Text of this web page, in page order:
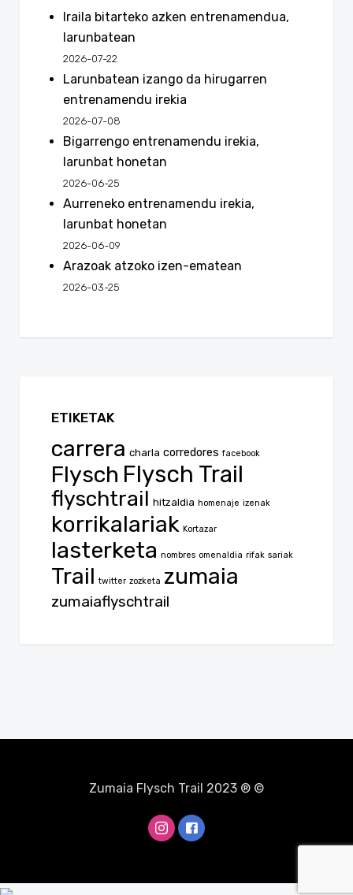
Iraila bitarteko azken entrenamendua,
larunbatean
2026-07-22
Larunbatean izango da hirugarren
entrenamendu irekia
2026-07-08
Bigarrengo entrenamendu irekia,
larunbat honetan
2026-06-25
Aurreneko entrenamendu irekia,
larunbat honetan
2026-06-09
Arazoak atzoko izen-ematean
2026-03-25
ETIKETAK
carrera charla corredores facebook
Flysch Flysch Trail
flyschtrail hitzaldia homenaje izenak
korrikalariak Kortazar
lasterketa nombres omenaldia rifak sariak
Trail twitter zozketa zumaia
zumaiaflyschtrail
Zumaia Flysch Trail 2023 ® ©